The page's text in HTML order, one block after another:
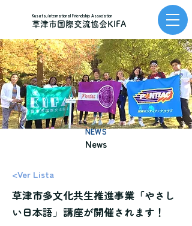
Kusatsu International Friendship Association
草津市国際交流協会KIFA
NEWS
News
<Ver Lista
草津市多文化共生推進事業「やさし
い日本語」講座が開催されます！